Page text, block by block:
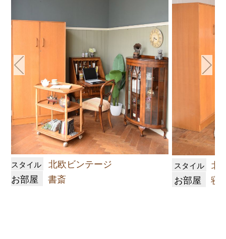
スタイル
北欧ビンテージ
お部屋
書斎
スタイル
北
お部屋
寝